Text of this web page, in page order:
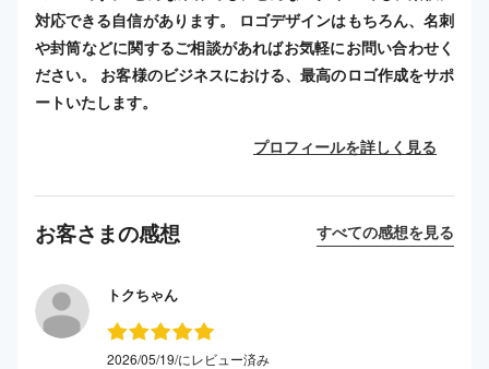
対応できる自信があります。 ロゴデザインはもちろん、名刺
や封筒などに関するご相談があればお気軽にお問い合わせく
ださい。 お客様のビジネスにおける、最高のロゴ作成をサポ
ートいたします。
プロフィールを詳しく見る
お客さまの感想 すべての感想を見る
トクちゃん
2026/05/19/にレビュー済み